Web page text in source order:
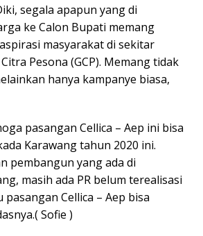
segala apapun yang di
ke Calon Bupati memang
masyarakat di sekitar
Pesona (GCP). Memang tidak
hanya kampanye biasa,
pasangan Cellica – Aep ini bisa
Karawang tahun 2020 ini.
pembangun yang ada di
masih ada PR belum terealisasi
Cellica – Aep bisa
Sofie )